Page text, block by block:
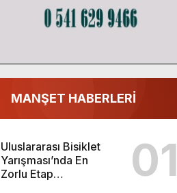
MANŞET HABERLERİ
Uluslararası Bisiklet
Yarışması’nda En
Zorlu Etap
01